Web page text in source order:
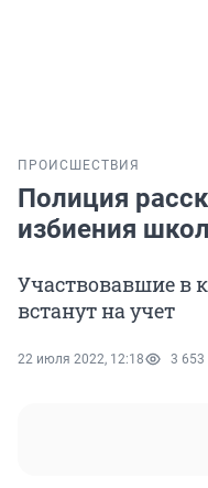
ПРОИСШЕСТВИЯ
Полиция
избиения
Участвовавшие в
встанут на учет
22 июля 2022, 12:18 3 653